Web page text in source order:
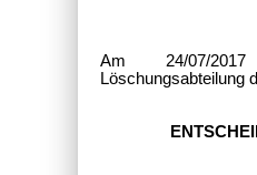
Am 24/07/
Löschungsabteilung